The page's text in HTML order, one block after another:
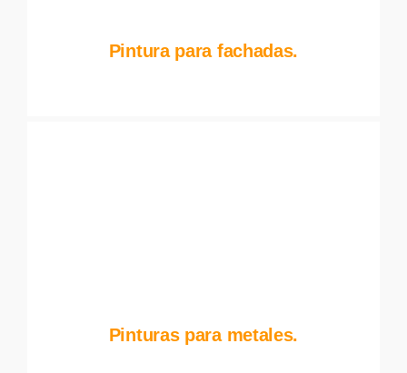
Pintura para fachadas.
Pinturas para metales.